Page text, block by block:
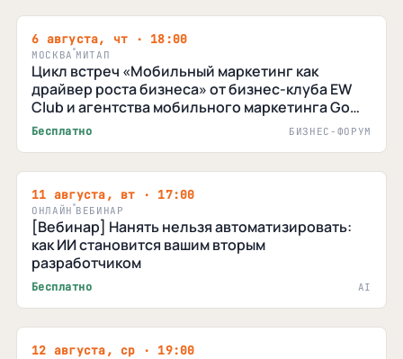
6 августа, чт · 18:00
МОСКВА МИТАП
Цикл встреч «Мобильный маркетинг как
драйвер роста бизнеса» от бизнес-клуба EW
Club и агентства мобильного маркетинга Go
Mobile
Бесплатно БИЗНЕС-ФОРУМ
11 августа, вт · 17:00
ОНЛАЙН ВЕБИНАР
[Вебинар] Нанять нельзя автоматизировать:
как ИИ становится вашим вторым
разработчиком
Бесплатно AI
12 августа, ср · 19:00